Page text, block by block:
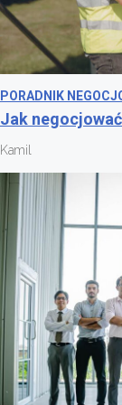
PORADNIK
Jak
Kamil